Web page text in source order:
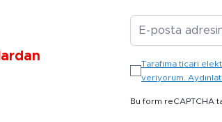
Tarafıma ticari
veriyorum.
Bu form reCAPTCHA